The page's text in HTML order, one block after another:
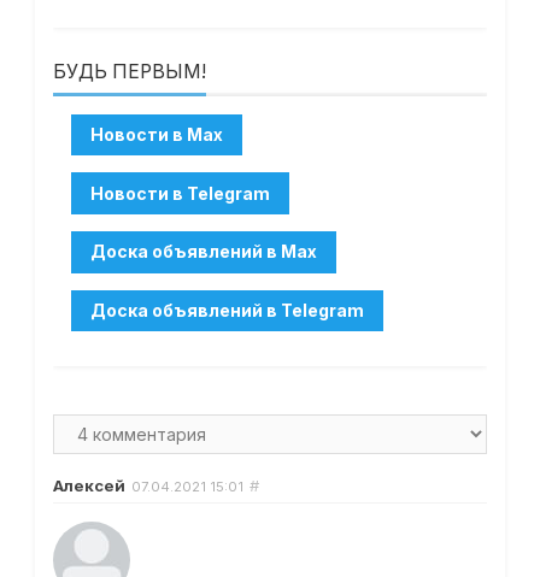
БУДЬ ПЕРВЫМ!
Алексей 07.04.2021 15:01 #